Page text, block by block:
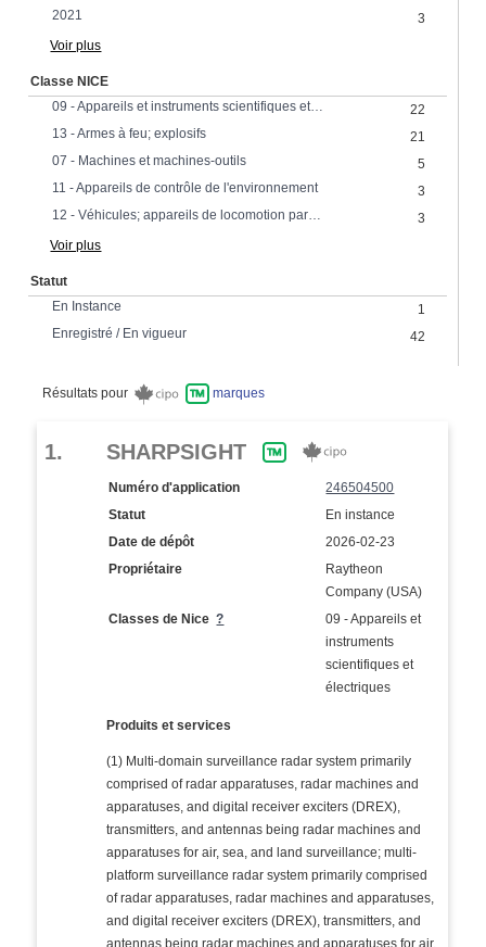
2021
3
Voir plus
Classe NICE
09 - Appareils et instruments scientifiques et électriques
22
13 - Armes à feu; explosifs
21
07 - Machines et machines-outils
5
11 - Appareils de contrôle de l'environnement
3
12 - Véhicules; appareils de locomotion par terre, par air ou par eau; parties de véhicules
3
Voir plus
Statut
En Instance
1
Enregistré / En vigueur
42
Résultats pour marques
1. SHARPSIGHT
Numéro d'application
246504500
Statut
En instance
Date de dépôt
2026-02-23
Propriétaire
Raytheon
Company (USA)
Classes de Nice?
09 - Appareils et
instruments
scientifiques et
électriques
Produits et services
(1) Multi-domain surveillance radar system primarily
comprised of radar apparatuses, radar machines and
apparatuses, and digital receiver exciters (DREX),
transmitters, and antennas being radar machines and
apparatuses for air, sea, and land surveillance; multi-
platform surveillance radar system primarily comprised
of radar apparatuses, radar machines and apparatuses,
and digital receiver exciters (DREX), transmitters, and
antennas being radar machines and apparatuses for air,